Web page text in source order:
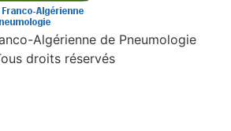
Algérienne de Pneumologie
droits réservés